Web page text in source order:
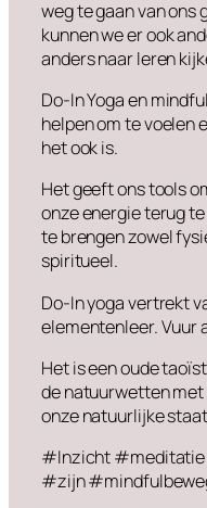
weg te gaan van ons
kunnen we er ook
anders naar leren
Do-In Yoga en
helpen om te voelen
het ook is.
Het geeft ons tools
onze energie terug
te brengen zowel
spiritueel.
Do-In yoga vertrekt
elementenleer. Vuur
Het is een oude
de natuurwetten
onze natuurlijke
#Inzicht
#zijn